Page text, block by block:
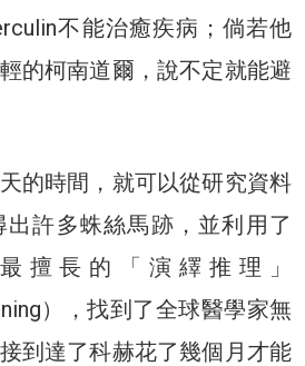
不能治癒疾病；倘若他
的柯南道爾，說不定就能避
的時間，就可以從研究資料
許多蛛絲馬跡，並利用了
擅長的「演繹推理」
），找到了全球醫學家無
到達了科赫花了幾個月才能